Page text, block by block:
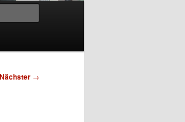
Nächster →